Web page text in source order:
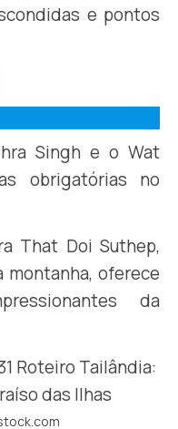
e pontos
Singh e o Wat
obrigatórias no
That Doi Suthep,
oferece
da